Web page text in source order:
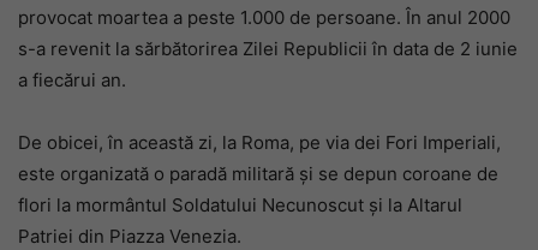
provocat moartea a peste 1.000 de persoane. În anul 2000
s-a revenit la sărbătorirea Zilei Republicii în data de 2 iunie
a fiecărui an.
De obicei, în această zi, la Roma, pe via dei Fori Imperiali,
este organizată o paradă militară și se depun coroane de
flori la mormântul Soldatului Necunoscut și la Altarul
Patriei din Piazza Venezia.